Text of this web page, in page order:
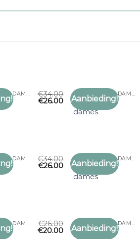
Toevoegen
LEUKE SJAALS DAMES €34.00
€26.00 Aanbieding!
LEUKE SJAALS DAMES
leuke sjaals
dames
Toevoegen
LEUKE SJAALS DAMES €34.00
€26.00 Aanbieding!
LEUKE SJAALS DAMES
leuke sjaals
dames
Toevoegen
LEUKE SJAALS DAMES €26.00
€20.00 Aanbieding!
LEUKE SJAALS DAMES
leuke sjaals